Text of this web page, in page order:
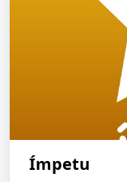
Ímpetu